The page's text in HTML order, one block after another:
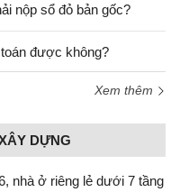
nộp sổ đỏ bản gốc?
được không?
Xem thêm
DỰNG
nhà ở riêng lẻ dưới 7 tầng